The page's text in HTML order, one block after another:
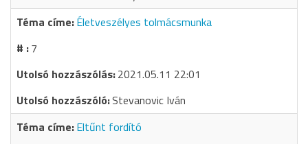
Életveszélyes tolmácsmunka
7
2021.05.11 22:01
Stevanovic Iván
Eltűnt fordító